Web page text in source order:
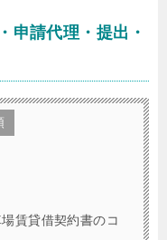
申請代理・提出・
賃貸借契約書のコ